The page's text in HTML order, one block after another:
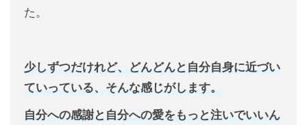
た。
少しずつだけれど、どんどんと自分自身に近づい
ていっている、そんな感じがします。
自分への感謝と自分への愛をもっと注いでいいん